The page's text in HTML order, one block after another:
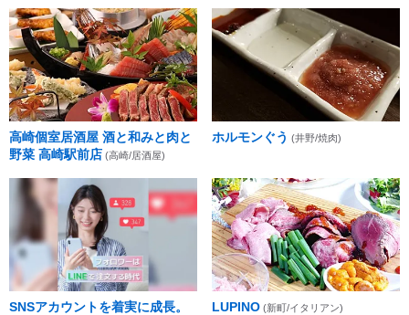
高崎個室居酒屋 酒と和みと肉と
野菜 高崎駅前店 (高崎/居酒屋)
ホルモンぐう (井野/焼肉)
SNSアカウントを着実に成長。
LUPINO (新町/イタリアン)